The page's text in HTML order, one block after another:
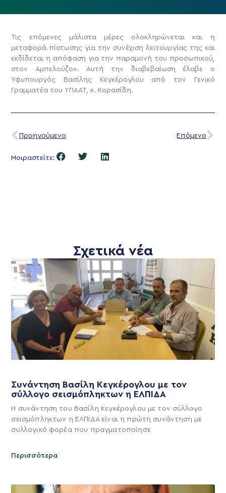
Τις επόμενες μάλιστα μέρες ολοκληρώνεται και η
μεταφορά πίστωσης για την συνέχιση λειτουργίας της και
εκδίδεται η απόφαση για την παραμονή του προσωπικού,
στον Αμπελούζο».Αυτή την διαβεβαίωση έλαβε ο
Υφυπουργός Βασίλης Κεγκέρογλου από τον Γενικό
Γραμματέα του ΥΠΑΑΤ, κ. Κορασίδη.
Προηγούμενο Επόμενο
Μοιραστείτε:
Σχετικά νέα
Συνάντηση Βασίλη Κεγκέρογλου με τον
σύλλογο σεισμόπληκτων η ΕΛΠΙΔΑ
Η συνάντηση του Βασίλη Κεγκέρογλου με τον σύλλογο
σεισμόπληκτων η ΕΛΠΙΔΑ είναι η πρώτη συνάντηση με
συλλογικό φορέα που πραγματοποίησε
Περισσότερα